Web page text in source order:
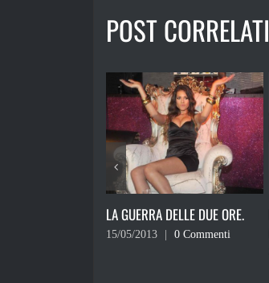
POST CORRELATI
LA FESTA DI CHI FA UN LAVORO
(E DI CHI NON LO FA).